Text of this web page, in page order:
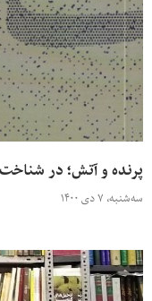
پرنده و آتش؛ در
سه‌شنبه، ۷ دی ۱۴۰۰